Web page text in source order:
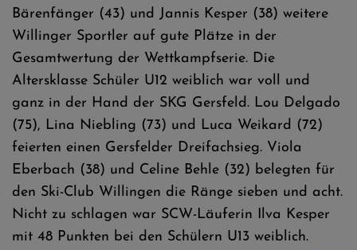
Bärenfänger (43) und Jannis Kesper (38) weitere
Willinger Sportler auf gute Plätze in der
Gesamtwertung der Wettkampfserie. Die
Altersklasse Schüler U12 weiblich war voll und
ganz in der Hand der SKG Gersfeld. Lou Delgado
(75), Lina Niebling (73) und Luca Weikard (72)
feierten einen Gersfelder Dreifachsieg. Viola
Eberbach (38) und Celine Behle (32) belegten für
den Ski-Club Willingen die Ränge sieben und acht.
Nicht zu schlagen war SCW-Läuferin Ilva Kesper
mit 48 Punkten bei den Schülern U13 weiblich.